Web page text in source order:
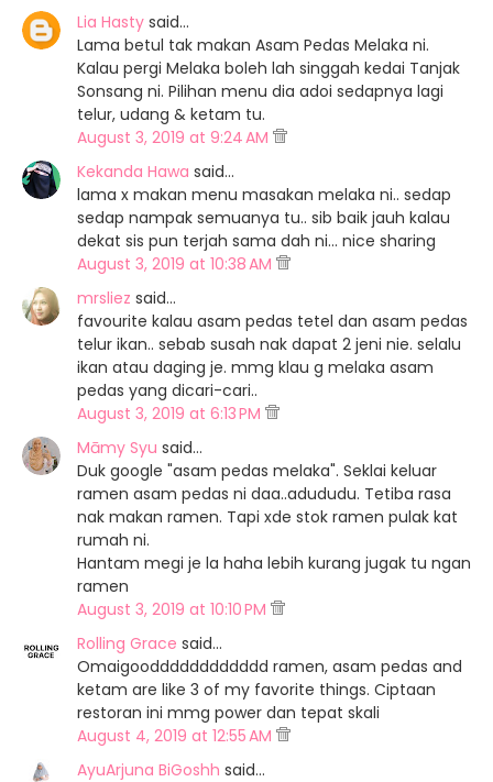
Lia Hasty said…
Lama betul tak makan Asam Pedas Melaka ni.
Kalau pergi Melaka boleh lah singgah kedai Tanjak
Sonsang ni. Pilihan menu dia adoi sedapnya lagi
telur, udang & ketam tu.
August 3, 2019 at 9:24 AM
Kekanda Hawa said…
lama x makan menu masakan melaka ni.. sedap
sedap nampak semuanya tu.. sib baik jauh kalau
dekat sis pun terjah sama dah ni... nice sharing
August 3, 2019 at 10:38 AM
mrsliez said…
favourite kalau asam pedas tetel dan asam pedas
telur ikan.. sebab susah nak dapat 2 jeni nie. selalu
ikan atau daging je. mmg klau g melaka asam
pedas yang dicari-cari..
August 3, 2019 at 6:13 PM
Māmy Syu said…
Duk google "asam pedas melaka". Seklai keluar
ramen asam pedas ni daa..adududu. Tetiba rasa
nak makan ramen. Tapi xde stok ramen pulak kat
rumah ni.
Hantam megi je la haha lebih kurang jugak tu ngan
ramen
August 3, 2019 at 10:10 PM
Rolling Grace said…
Omaigoodddddddddddd ramen, asam pedas and
ketam are like 3 of my favorite things. Ciptaan
restoran ini mmg power dan tepat skali
August 4, 2019 at 12:55 AM
AyuArjuna BiGoshh said…